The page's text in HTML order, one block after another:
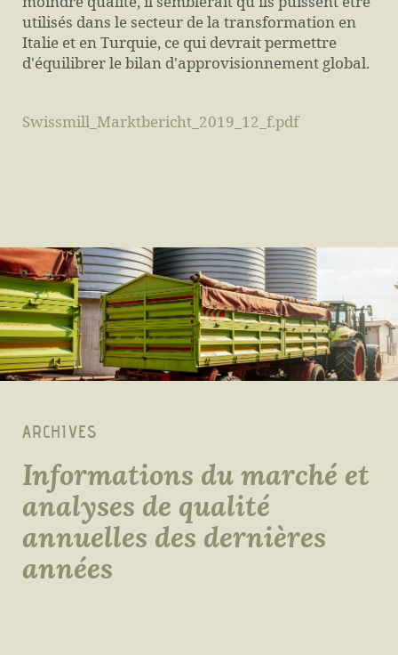
utilisés dans le secteur de la transformation en
Italie et en Turquie, ce qui devrait permettre
d'équilibrer le bilan d'approvisionnement global.
Swissmill_Marktbericht_2019_12_f.pdf
ARCHIVES
Informations du marché et
analyses de qualité
annuelles des dernières
années